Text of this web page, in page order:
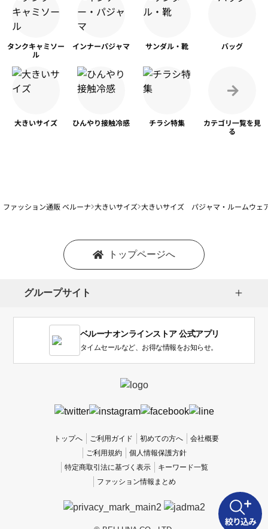
タンクキャミソー
ル
インナーパジャマ サンダル・靴 バッグ
大きいサイズ ひんやり接触冷感 チラシ特集 カテゴリ一覧を見
る
ファッション通販 ベルーナ 大きいサイズ 大きいサイズ パジャマ・ルームウェ
絞り込み
トップページへ
グループサイト
ベルーナオンラインストア 公式アプリ
タイムセールなど、お得な情報をお知らせ。
トップへ ご利用ガイド 初めての方へ
会社概要
ご利用規約
個人情報保護方針
特定商取引法に基づく表示
キーワード一覧
ファッション情報まとめ